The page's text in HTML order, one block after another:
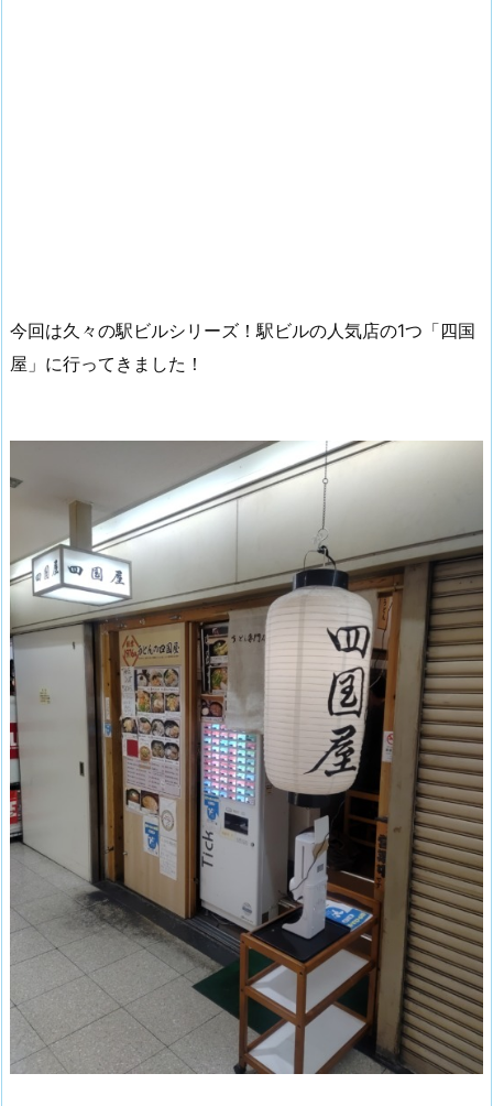
今回は久々の駅ビルシリーズ！駅ビルの人気店の1つ「四国
屋」に行ってきました！